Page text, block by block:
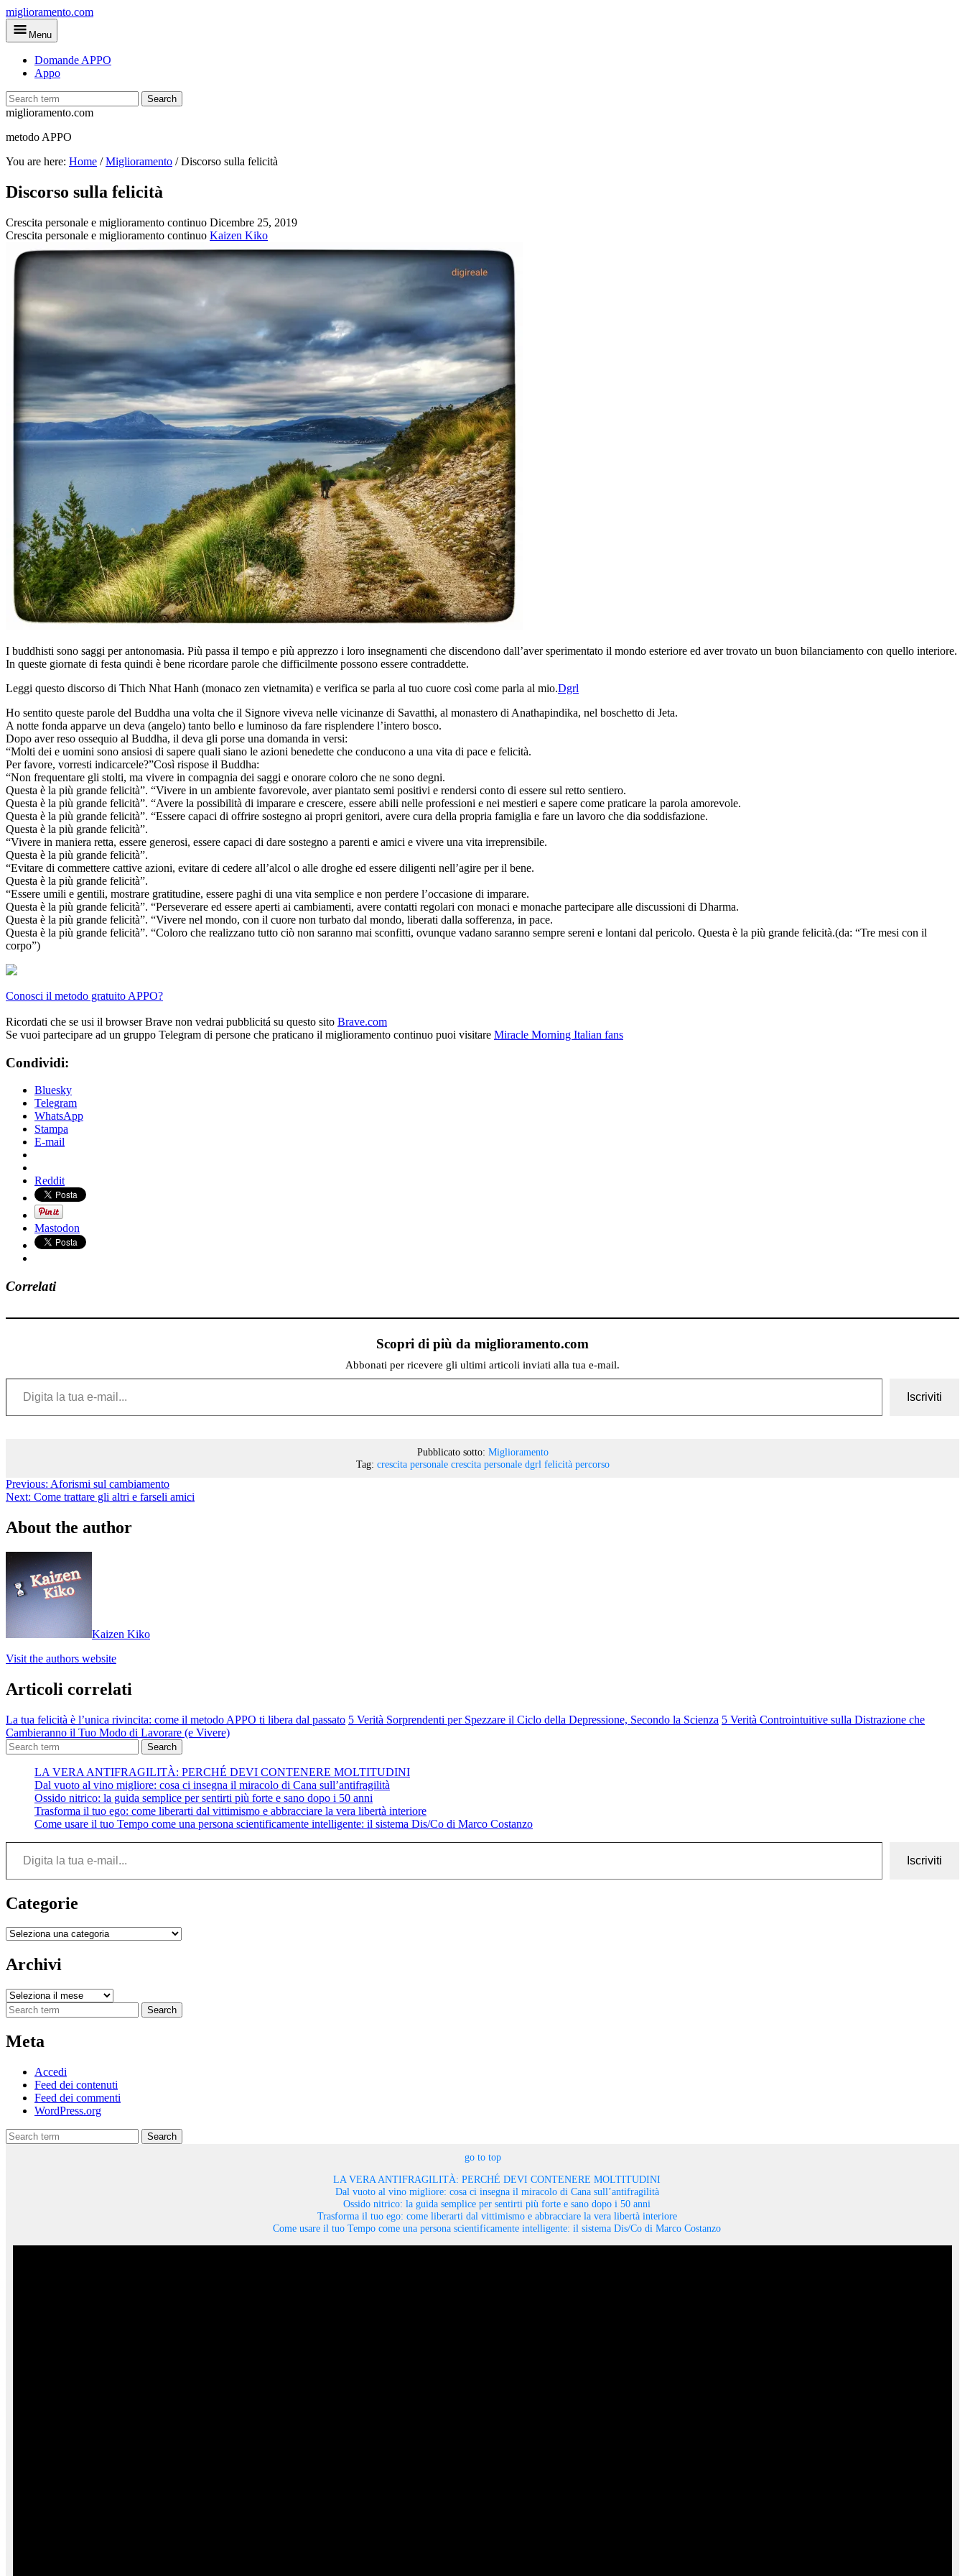
Skip
to
main
miglioramento.com
Menu
Domande APPO
Appo
Search
miglioramento.com
metodo APPO
You are here: Home /Miglioramento /Discorso sulla felicità
Discorso sulla felicità
Crescita personale e miglioramento continuo Dicembre 25, 2019
Crescita personale e miglioramento continuo Kaizen Kiko
I buddhisti sono saggi per antonomasia. Più passa il tempo e più apprezzo i loro insegnamenti che discendono dall’aver sperimentato il mondo esteriore ed aver trovato un buon bilanciamento con quello interiore.
In queste giornate di festa quindi è bene ricordare parole che difficilmente possono essere contraddette.
Leggi questo discorso di Thich Nhat Hanh (monaco zen vietnamita) e verifica se parla al tuo cuore così come parla al mio.Dgrl
Ho sentito queste parole del Buddha una volta che il Signore viveva nelle vicinanze di Savatthi, al monastero di Anathapindika, nel boschetto di Jeta.
A notte fonda apparve un deva (angelo) tanto bello e luminoso da fare risplendere l’intero bosco.
Dopo aver reso ossequio al Buddha, il deva gli porse una domanda in versi:
“Molti dei e uomini sono ansiosi di sapere quali siano le azioni benedette che conducono a una vita di pace e felicità.
Per favore, vorresti indicarcele?”Così rispose il Buddha:
“Non frequentare gli stolti, ma vivere in compagnia dei saggi e onorare coloro che ne sono degni.
Questa è la più grande felicità”. “Vivere in un ambiente favorevole, aver piantato semi positivi e rendersi conto di essere sul retto sentiero.
Questa è la più grande felicità”. “Avere la possibilità di imparare e crescere, essere abili nelle professioni e nei mestieri e sapere come praticare la parola amorevole.
Questa è la più grande felicità”. “Essere capaci di offrire sostegno ai propri genitori, avere cura della propria famiglia e fare un lavoro che dia soddisfazione.
Questa è la più grande felicità”.
“Vivere in maniera retta, essere generosi, essere capaci di dare sostegno a parenti e amici e vivere una vita irreprensibile.
Questa è la più grande felicità”.
“Evitare di commettere cattive azioni, evitare di cedere all’alcol o alle droghe ed essere diligenti nell’agire per il bene.
Questa è la più grande felicità”.
“Essere umili e gentili, mostrare gratitudine, essere paghi di una vita semplice e non perdere l’occasione di imparare.
Questa è la più grande felicità”. “Perseverare ed essere aperti ai cambiamenti, avere contatti regolari con monaci e monache partecipare alle discussioni di Dharma.
Questa è la più grande felicità”. “Vivere nel mondo, con il cuore non turbato dal mondo, liberati dalla sofferenza, in pace.
Questa è la più grande felicità”. “Coloro che realizzano tutto ciò non saranno mai sconfitti, ovunque vadano saranno sempre sereni e lontani dal pericolo. Questa è la più grande felicità.(da: “Tre mesi con il
corpo”)
Conosci il metodo gratuito APPO?
Ricordati che se usi il browser Brave non vedrai pubblicitá su questo sito Brave.com
Se vuoi partecipare ad un gruppo Telegram di persone che praticano il miglioramento continuo puoi visitare Miracle Morning Italian fans
Condividi:
Bluesky
Telegram
WhatsApp
Stampa
E-mail
Reddit
Mastodon
Correlati
Scopri di più da miglioramento.com
Abbonati per ricevere gli ultimi articoli inviati alla tua e-mail.
Digita la tua e-mail...
Iscriviti
Pubblicato sotto: Miglioramento
Tag: crescita personale crescita personale dgrl felicità percorso
Previous: Aforismi sul cambiamento
Next: Come trattare gli altri e farseli amici
About the author
Kaizen Kiko
Visit the authors website
Articoli correlati
La tua felicità è l’unica rivincita: come il metodo APPO ti libera dal passato 5 Verità Sorprendenti per Spezzare il Ciclo della Depressione, Secondo la Scienza 5 Verità Controintuitive sulla Distrazione che
Cambieranno il Tuo Modo di Lavorare (e Vivere)
Search
LA VERA ANTIFRAGILITÀ: PERCHÉ DEVI CONTENERE MOLTITUDINI
Dal vuoto al vino migliore: cosa ci insegna il miracolo di Cana sull’antifragilità
Ossido nitrico: la guida semplice per sentirti più forte e sano dopo i 50 anni
Trasforma il tuo ego: come liberarti dal vittimismo e abbracciare la vera libertà interiore
Come usare il tuo Tempo come una persona scientificamente intelligente: il sistema Dis/Co di Marco Costanzo
Digita la tua e-mail...
Iscriviti
Categorie
Categorie
Archivi
Archivi
Search
Meta
Accedi
Feed dei contenuti
Feed dei commenti
WordPress.org
Search
go to top
LA VERA ANTIFRAGILITÀ: PERCHÉ DEVI CONTENERE MOLTITUDINI
Dal vuoto al vino migliore: cosa ci insegna il miracolo di Cana sull’antifragilità
Ossido nitrico: la guida semplice per sentirti più forte e sano dopo i 50 anni
Trasforma il tuo ego: come liberarti dal vittimismo e abbracciare la vera libertà interiore
Come usare il tuo Tempo come una persona scientificamente intelligente: il sistema Dis/Co di Marco Costanzo